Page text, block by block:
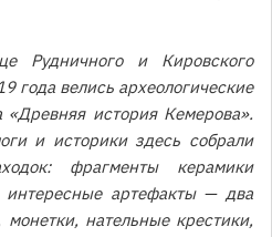
Рудничного и Кировского
года велись археологические
история Кемерова».
и историки здесь собрали
фрагменты керамики
артефакты — два
нательные крестики,